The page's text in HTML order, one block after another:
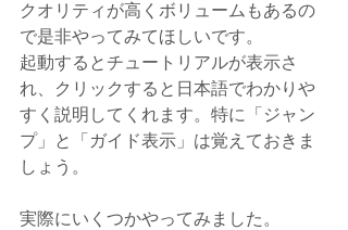
クオリティが高くボリュームもあるの
で是非やってみてほしいです。
起動するとチュートリアルが表示さ
れ、クリックすると日本語でわかりや
すく説明してくれます。特に「ジャン
プ」と「ガイド表示」は覚えておきま
しょう。
実際にいくつかやってみました。